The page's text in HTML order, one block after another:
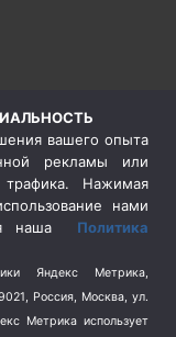
вашего опыта
рекламы или
Нажимая
нами
наша Политика
Яндекс Метрика,
Россия, Москва, ул.
Метрика использует